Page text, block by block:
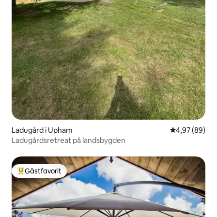
Ladugård i Upham 4,97 av 5 i
4,97 (89)
Ladugårdsretreat på landsbygden
Populär gästfavorit
Gästfavorit